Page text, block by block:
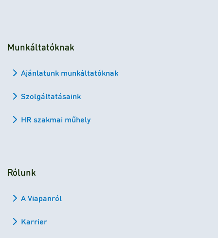
Munkáltatóknak
Ajánlatunk munkáltatóknak
Szolgáltatásaink
HR szakmai műhely
Rólunk
A Viapanról
Karrier